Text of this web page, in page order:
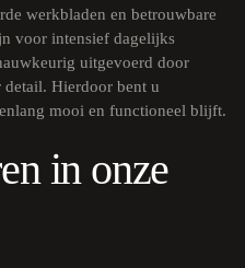
werkbladen en betrouwbare
voor intensief dagelijks
uitgevoerd door
detail. Hierdoor bent u
mooi en functioneel blijft.
in onze